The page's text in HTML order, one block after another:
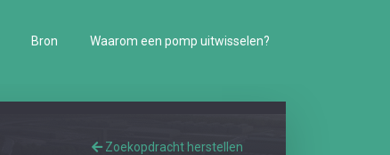
Bron Waarom een pomp uitwisselen?
Zoekopdracht herstellen